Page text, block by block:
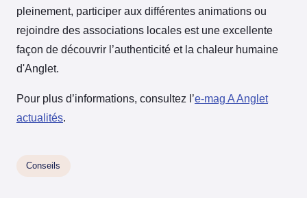
pleinement, participer aux différentes animations ou
rejoindre des associations locales est une excellente
façon de découvrir l’authenticité et la chaleur humaine
d'Anglet.
Pour plus d’informations, consultez l’e-mag A Anglet
actualités.
Conseils